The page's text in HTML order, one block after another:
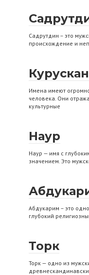
Садрутдин – это
происхождение и
Курускан
Имена имеют
человека. Они
культурные
Наур
Наур — имя с
значением. Это
Абдукарим – это
глубокий
Торк
Торк — одно из